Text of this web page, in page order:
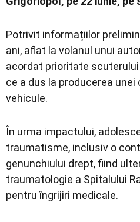
Potrivit informațiilor
ani, aflat la volanul unui
acordat prioritate
ce a dus la producerea
vehicule.
În urma impactului,
traumatisme, inclusiv o
genunchiului drept, fiind
traumatologie a Spitalului
pentru îngrijiri medicale.